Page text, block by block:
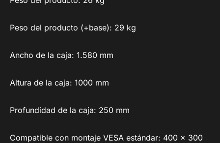
Peso del producto (+base): 29 kg
Ancho de la caja: 1.580 mm
Altura de la caja: 1000 mm
Profundidad de la caja: 250 mm
Compatible con montaje VESA estándar: 400 x 300